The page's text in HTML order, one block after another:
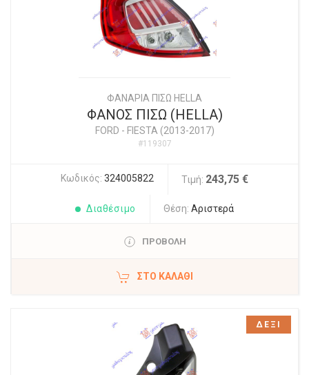
ΦΑΝΑΡΙΑ ΠΙΣΩ HELLA
ΦΑΝΟΣ ΠΙΣΩ (HELLA)
FORD - FIESTA (2013-2017)
#119307
Κωδικός: 324005822 Τιμή: 243,75 €
Διαθέσιμο Θέση: Αριστερά
ΠΡΟΒΟΛΗ
ΣΤΟ ΚΑΛΆΘΙ
ΔΕΞΙ